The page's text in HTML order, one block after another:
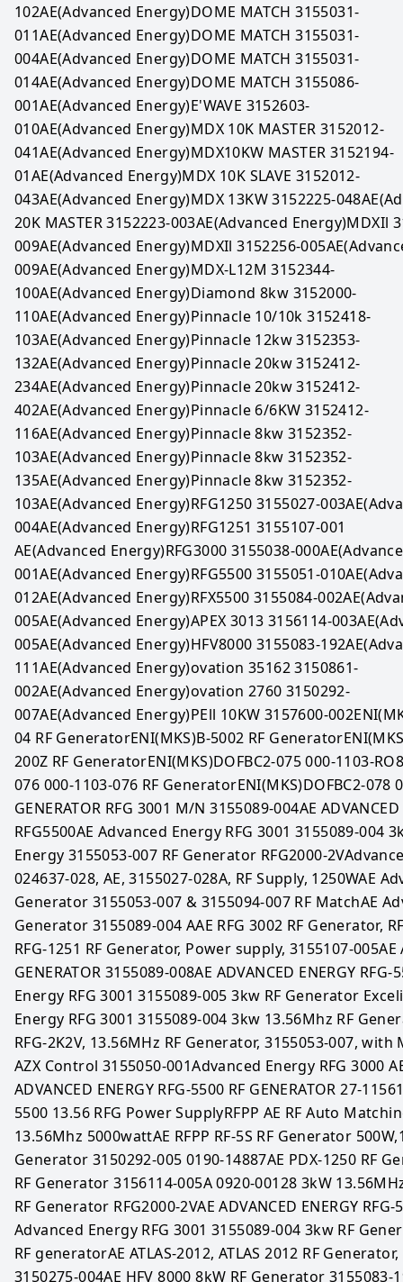
102AE(Advanced Energy)DOME MATCH 3155031-
011AE(Advanced Energy)DOME MATCH 3155031-
004AE(Advanced Energy)DOME MATCH 3155031-
014AE(Advanced Energy)DOME MATCH 3155086-
001AE(Advanced Energy)E'WAVE 3152603-
010AE(Advanced Energy)MDX 10K MASTER 3152012-
041AE(Advanced Energy)MDX10KW MASTER 3152194-
01AE(Advanced Energy)MDX 10K SLAVE 3152012-
043AE(Advanced Energy)MDX 13KW 3152225-
20K MASTER 3152223-003AE(Advanced Energy)MDXIl
009AE(Advanced Energy)MDXIl 3152256-
009AE(Advanced Energy)MDX-L12M 3152344-
100AE(Advanced Energy)Diamond 8kw 3152000-
110AE(Advanced Energy)Pinnacle 10/10k 3152418-
103AE(Advanced Energy)Pinnacle 12kw 3152353-
132AE(Advanced Energy)Pinnacle 20kw 3152412-
234AE(Advanced Energy)Pinnacle 20kw 3152412-
402AE(Advanced Energy)Pinnacle 6/6KW 3152412-
116AE(Advanced Energy)Pinnacle 8kw 3152352-
103AE(Advanced Energy)Pinnacle 8kw 3152352-
135AE(Advanced Energy)Pinnacle 8kw 3152352-
103AE(Advanced Energy)RFG1250 3155027-
004AE(Advanced Energy)RFG1251 3155107-001
AE(Advanced Energy)RFG3000 3155038-
001AE(Advanced Energy)RFG5500 3155051-
012AE(Advanced Energy)RFX5500 3155084-
005AE(Advanced Energy)APEX 3013 3156114-
005AE(Advanced Energy)HFV8000 3155083-
111AE(Advanced Energy)ovation 35162 3150861-
002AE(Advanced Energy)ovation 2760 3150292-
007AE(Advanced Energy)PEll 10KW 3157600-
04 RF GeneratorENI(MKS)B-5002 RF
200Z RF GeneratorENI(MKS)DOFBC2-075 000-1103-
076 000-1103-076 RF GeneratorENI(MKS)DOFBC2-078
GENERATOR RFG 3001 M/N 3155089-004AE ADVANCED
RFG5500AE Advanced Energy RFG 3001 3155089-004
Energy 3155053-007 RF Generator RFG2000-
024637-028, AE, 3155027-028A, RF Supply, 1250WAE
Generator 3155053-007 & 3155094-007 RF MatchAE
Generator 3155089-004 AAE RFG 3002 RF Generator,
RFG-1251 RF Generator, Power supply, 3155107-005AE
GENERATOR 3155089-008AE ADVANCED ENERGY
Energy RFG 3001 3155089-005 3kw RF Generator
Energy RFG 3001 3155089-004 3kw 13.56Mhz RF
RFG-2K2V, 13.56MHz RF Generator, 3155053-007,
AZX Control 3155050-001Advanced Energy RFG 3000
ADVANCED ENERGY RFG-5500 RF GENERATOR 27-
5500 13.56 RFG Power SupplyRFPP AE RF Auto
13.56Mhz 5000wattAE RFPP RF-5S RF Generator
Generator 3150292-005 0190-14887AE PDX-1250 RF
RF Generator 3156114-005A 0920-00128 3kW
RF Generator RFG2000-2VAE ADVANCED ENERGY RFG-
Advanced Energy RFG 3001 3155089-004 3kw RF
RF generatorAE ATLAS-2012, ATLAS 2012 RF
3150275-004AE HFV 8000 8kW RF Generator 3155083-